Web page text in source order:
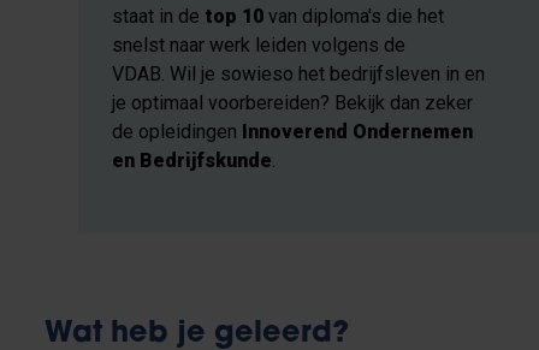
staat in de top 10 van diploma's die het
snelst naar werk leiden volgens de
VDAB. Wil je sowieso het bedrijfsleven in en
je optimaal voorbereiden? Bekijk dan zeker
de opleidingen Innoverend Ondernemen
en Bedrijfskunde.
Wat heb je geleerd?